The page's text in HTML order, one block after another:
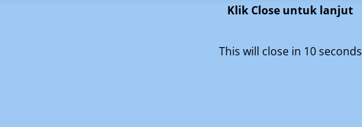
Klik Close untuk lanjut
This will close in 10seconds